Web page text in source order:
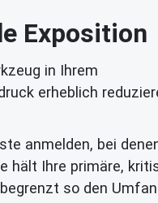
Exposition
in Ihrem
erheblich
anmelden, bei
hält Ihre primäre,
so den